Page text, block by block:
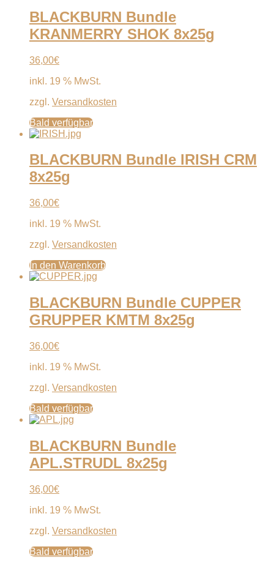
BLACKBURN Bundle
KRANMERRY SHOK 8x25g
36,00€
inkl. 19 % MwSt.
zzgl. Versandkosten
Bald verfügbar
BLACKBURN Bundle IRISH CRM
8x25g
36,00€
inkl. 19 % MwSt.
zzgl. Versandkosten
In den Warenkorb
BLACKBURN Bundle CUPPER
GRUPPER KMTM 8x25g
36,00€
inkl. 19 % MwSt.
zzgl. Versandkosten
Bald verfügbar
BLACKBURN Bundle
APL.STRUDL 8x25g
36,00€
inkl. 19 % MwSt.
zzgl. Versandkosten
Bald verfügbar